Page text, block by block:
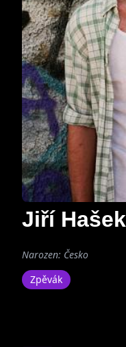
Jiří Hašek
Narozen: Česko
Zpěvák